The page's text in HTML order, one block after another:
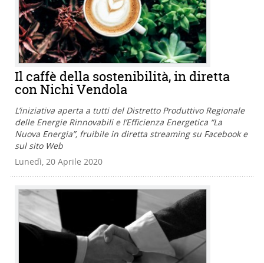
Il caffè della sostenibilità, in diretta
con Nichi Vendola
L’iniziativa aperta a tutti del Distretto Produttivo Regionale
delle Energie Rinnovabili e l’Efficienza Energetica “La
Nuova Energia”, fruibile in diretta streaming su Facebook e
sul sito Web
Lunedì, 20 Aprile 2020